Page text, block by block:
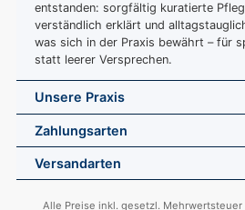
entstanden: sorgfältig kuratierte
verständlich erklärt und
was sich in der Praxis bewährt – für
statt leerer Versprechen.
Unsere Praxis
Zahlungsarten
Versandarten
Alle Preise inkl. gesetzl. Mehrwertsteuer